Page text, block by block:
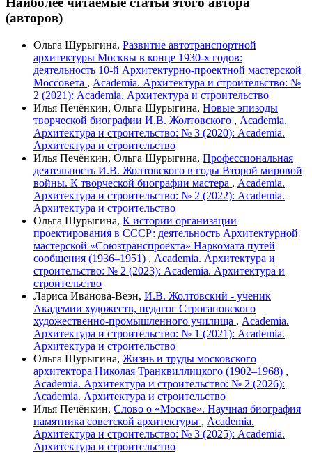
(авторов)
Ольга Шурыгина, Развитие автотранспортной
архитектуры Москвы в конце 1930-х годов:
деятельность 10-й Архитектурно-проектной мастерской
Моссовета , Academia. Архитектура и строительство: №
2 (2021): Academia. Архитектура и строительство
Илья Печёнкин, Ольга Шурыгина, Новые эпизоды
творческой биографии И.В. Жолтовского , Academia.
Архитектура и строительство: № 3 (2020): Academia.
Архитектура и строительство
Илья Печёнкин, Ольга Шурыгина, Профессиональная
деятельность И.В. Жолтовского в годы Второй мировой
войны. К творческой биографии мастера , Academia.
Архитектура и строительство: № 2 (2022): Academia.
Архитектура и строительство
Ольга Шурыгина, К истории организации
проектирования в СССР: деятельность Архитектурной
мастерской «Союзтранспроекта» Наркомата путей
сообщения (1936–1951) , Academia. Архитектура и
строительство: № 2 (2023): Academia. Архитектура и
строительство
Лариса Иванова-Веэн, И.В. Жолтовский - ученик
Академии художеств, педагог Строгановского
художественно-промышленного училища , Academia.
Архитектура и строительство: № 1 (2021): Academia.
Архитектура и строительство
Ольга Шурыгина, Жизнь и труды московского
архитектора Николая Транквиллицкого (1902–1968) ,
Academia. Архитектура и строительство: № 2 (2026):
Academia. Архитектура и строительство
Илья Печёнкин, Слово о «Москве». Научная биография
памятника советской архитектуры , Academia.
Архитектура и строительство: № 3 (2025): Academia.
Архитектура и строительство